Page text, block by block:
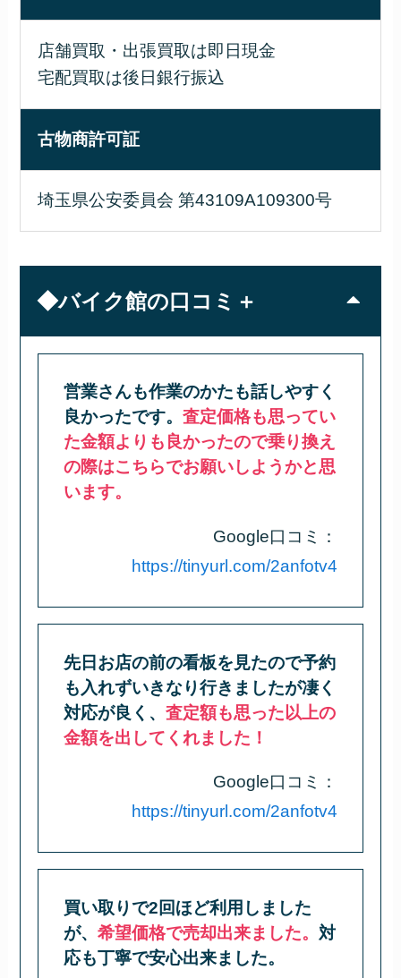
店舗買取・出張買取は即日現金
宅配買取は後日銀行振込
古物商許可証
埼玉県公安委員会 第43109A109300号
◆バイク館の口コミ＋
営業さんも作業のかたも話しやすく
良かったです。査定価格も思ってい
た金額よりも良かったので乗り換え
の際はこちらでお願いしようかと思
います。
Google口コミ：
https://tinyurl.com/2anfotv4
先日お店の前の看板を見たので予約
も入れずいきなり行きましたが凄く
対応が良く、査定額も思った以上の
金額を出してくれました！
Google口コミ：
https://tinyurl.com/2anfotv4
買い取りで2回ほど利用しました
が、希望価格で売却出来ました。 対
応も丁寧で安心出来ました。